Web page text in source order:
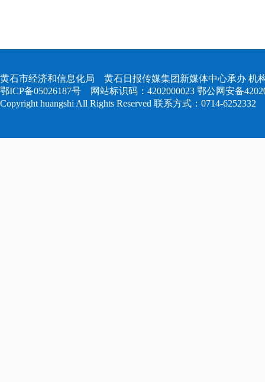
黄石市经济和信息化局 黄石日报传媒集团新媒体中心承办 机
鄂ICP备05026187号 网站标识码：4202000023 鄂公网安备
Copyright huangshi All Rights Reserved 联系方式：0714-6252332